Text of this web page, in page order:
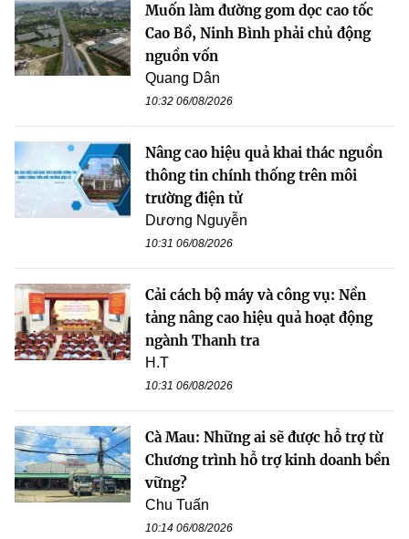
Muốn làm đường gom dọc cao tốc
Cao Bồ, Ninh Bình phải chủ động
nguồn vốn
Quang Dân
10:32 06/08/2026
Nâng cao hiệu quả khai thác nguồn
thông tin chính thống trên môi
trường điện tử
Dương Nguyễn
10:31 06/08/2026
Cải cách bộ máy và công vụ: Nền
tảng nâng cao hiệu quả hoạt động
ngành Thanh tra
H.T
10:31 06/08/2026
Cà Mau: Những ai sẽ được hỗ trợ từ
Chương trình hỗ trợ kinh doanh bền
vững?
Chu Tuấn
10:14 06/08/2026